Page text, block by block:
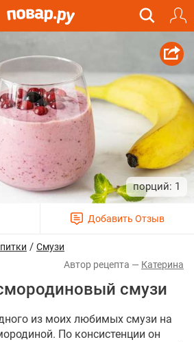
1
/ Смузи
Катерина
смузи
из моих любимых смузи на
По консистенции он